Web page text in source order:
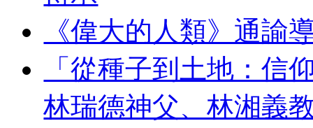
《偉大的人類》通諭
「從種子到土地：信
林瑞德神父、林湘義